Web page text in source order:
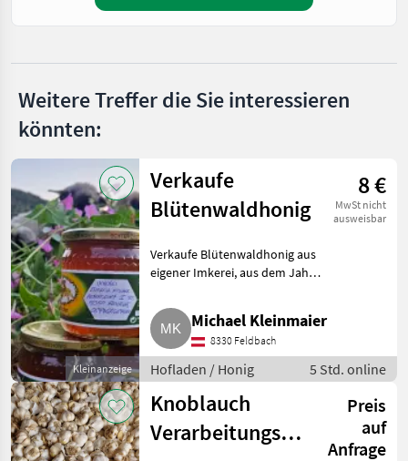
Weitere Treffer die Sie interessieren
könnten:
Kleinanzeige
Verkaufe
Blütenwaldhonig
8 €
MwSt nicht
ausweisbar
Verkaufe Blütenwaldhonig aus
eigener Imkerei, aus dem Jahr
Michael Kleinmaier
8330 Feldbach
Hofladen / Honig 5 Std. online
Knoblauch
Verarbeitungsware
Preis
auf
Anfrage